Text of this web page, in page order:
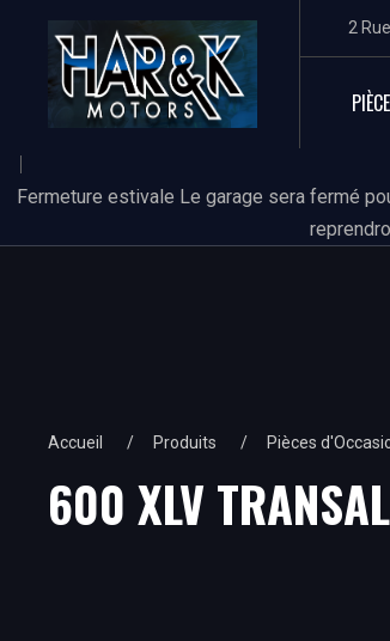
2
Fermeture estivale Le garage sera fermé
Accueil Produits Pièces
600 XLV